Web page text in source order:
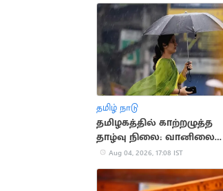
தமிழ் நாடு
தமிழகத்தில் காற்றழுத்த
தாழ்வு நிலை: வானிலை
மையம் எச்சரிக்கை
Aug 04, 2026, 17:08 IST